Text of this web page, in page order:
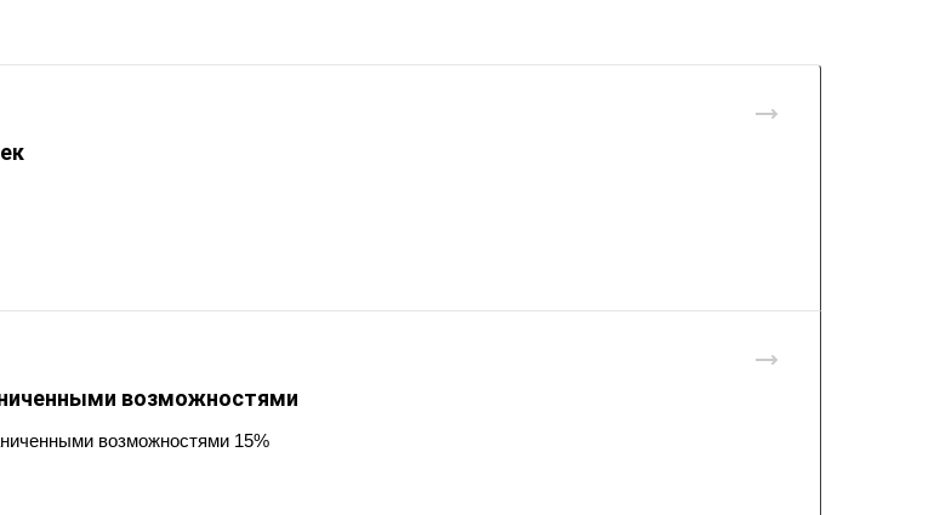
возможностями
возможностями 15%